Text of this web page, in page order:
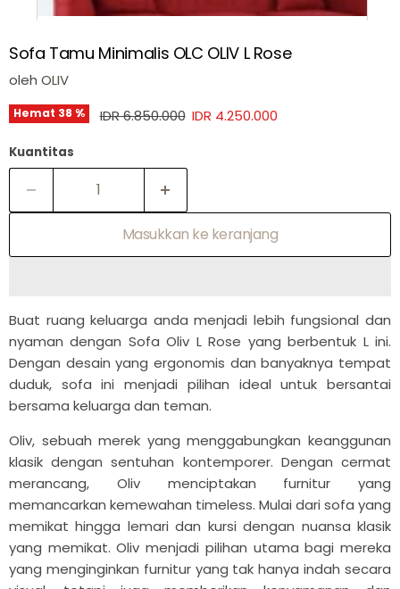
Sofa Tamu Minimalis OLC OLIV L Rose
oleh OLIV
Hemat 38 % Harga asli
IDR 6.850.000 Harga sekarang
IDR 4.250.000
Kuantitas
Masukkan ke keranjang
Buat ruang keluarga anda menjadi lebih fungsional dan
nyaman dengan Sofa Oliv L Rose yang berbentuk L ini.
Dengan desain yang ergonomis dan banyaknya tempat
duduk, sofa ini menjadi pilihan ideal untuk bersantai
bersama keluarga dan teman.
Oliv, sebuah merek yang menggabungkan keanggunan
klasik dengan sentuhan kontemporer. Dengan cermat
merancang, Oliv menciptakan furnitur yang
memancarkan kemewahan timeless. Mulai dari sofa yang
memikat hingga lemari dan kursi dengan nuansa klasik
yang memikat. Oliv menjadi pilihan utama bagi mereka
yang menginginkan furnitur yang tak hanya indah secara